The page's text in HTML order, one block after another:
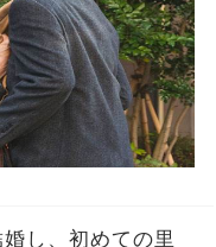
し、初めての里